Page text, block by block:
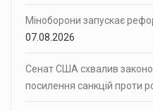
Міноборони запускає
07.08.2026
Сенат США схвалив
посилення санкцій проти